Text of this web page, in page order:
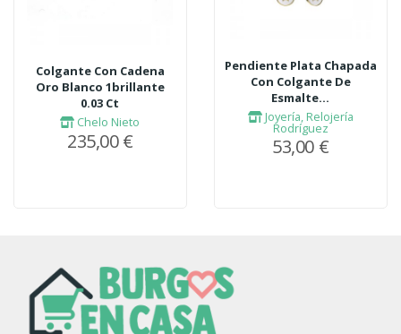
Colgante Con Cadena
Oro Blanco 1brillante
0.03 Ct
Chelo Nieto
235,00 €
Pendiente Plata Chapada
Con Colgante De
Esmalte...
Joyería, Relojería
Rodríguez
53,00 €